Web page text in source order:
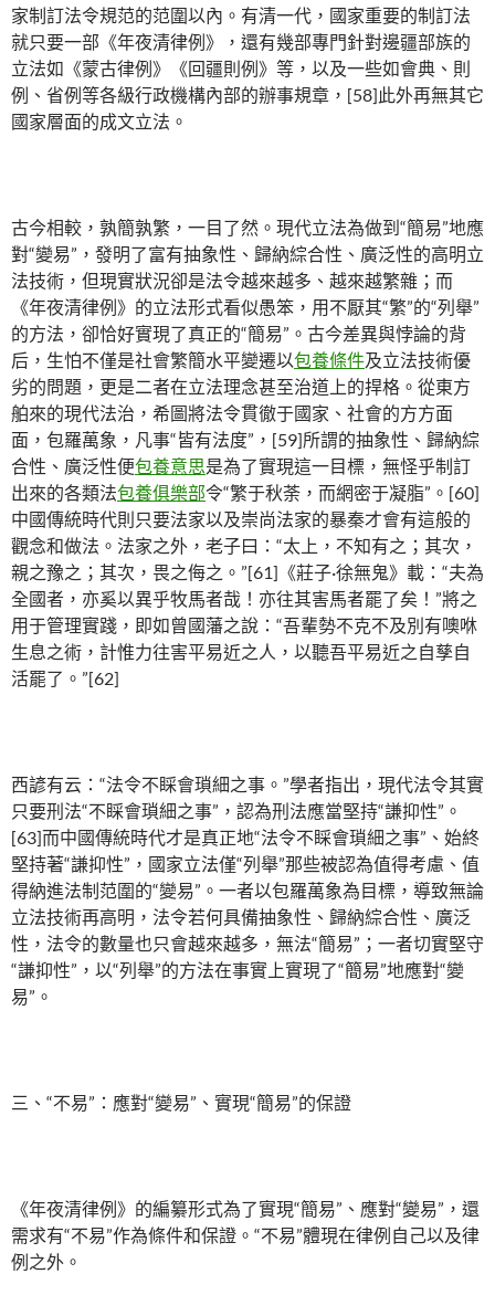
家制訂法令規范的范圍以內。有清一代，國家重要的制訂法
就只要一部《年夜清律例》，還有幾部專門針對邊疆部族的
立法如《蒙古律例》《回疆則例》等，以及一些如會典、則
例、省例等各級行政機構內部的辦事規章，[58]此外再無其它
國家層面的成文立法。
古今相較，孰簡孰繁，一目了然。現代立法為做到“簡易”地應
對“變易”，發明了富有抽象性、歸納綜合性、廣泛性的高明立
法技術，但現實狀況卻是法令越來越多、越來越繁雜；而
《年夜清律例》的立法形式看似愚笨，用不厭其“繁”的“列舉”
的方法，卻恰好實現了真正的“簡易”。古今差異與悖論的背
后，生怕不僅是社會繁簡水平變遷以包養條件及立法技術優
劣的問題，更是二者在立法理念甚至治道上的捍格。從東方
舶來的現代法治，希圖將法令貫徹于國家、社會的方方面
面，包羅萬象，凡事“皆有法度”，[59]所謂的抽象性、歸納綜
合性、廣泛性便包養意思是為了實現這一目標，無怪乎制訂
出來的各類法包養俱樂部令“繁于秋荼，而網密于凝脂”。[60]
中國傳統時代則只要法家以及崇尚法家的暴秦才會有這般的
觀念和做法。法家之外，老子曰：“太上，不知有之；其次，
親之豫之；其次，畏之侮之。”[61]《莊子·徐無鬼》載：“夫為
全國者，亦奚以異乎牧馬者哉！亦往其害馬者罷了矣！”將之
用于管理實踐，即如曾國藩之說：“吾輩勢不克不及別有噢咻
生息之術，計惟力往害平易近之人，以聽吾平易近之自孳自
活罷了。”[62]
西諺有云：“法令不睬會瑣細之事。”學者指出，現代法令其實
只要刑法“不睬會瑣細之事”，認為刑法應當堅持“謙抑性”。
[63]而中國傳統時代才是真正地“法令不睬會瑣細之事”、始終
堅持著“謙抑性”，國家立法僅“列舉”那些被認為值得考慮、值
得納進法制范圍的“變易”。一者以包羅萬象為目標，導致無論
立法技術再高明，法令若何具備抽象性、歸納綜合性、廣泛
性，法令的數量也只會越來越多，無法“簡易”；一者切實堅守
“謙抑性”，以“列舉”的方法在事實上實現了“簡易”地應對“變
易”。
三、“不易”：應對“變易”、實現“簡易”的保證
《年夜清律例》的編纂形式為了實現“簡易”、應對“變易”，還
需求有“不易”作為條件和保證。“不易”體現在律例自己以及律
例之外。